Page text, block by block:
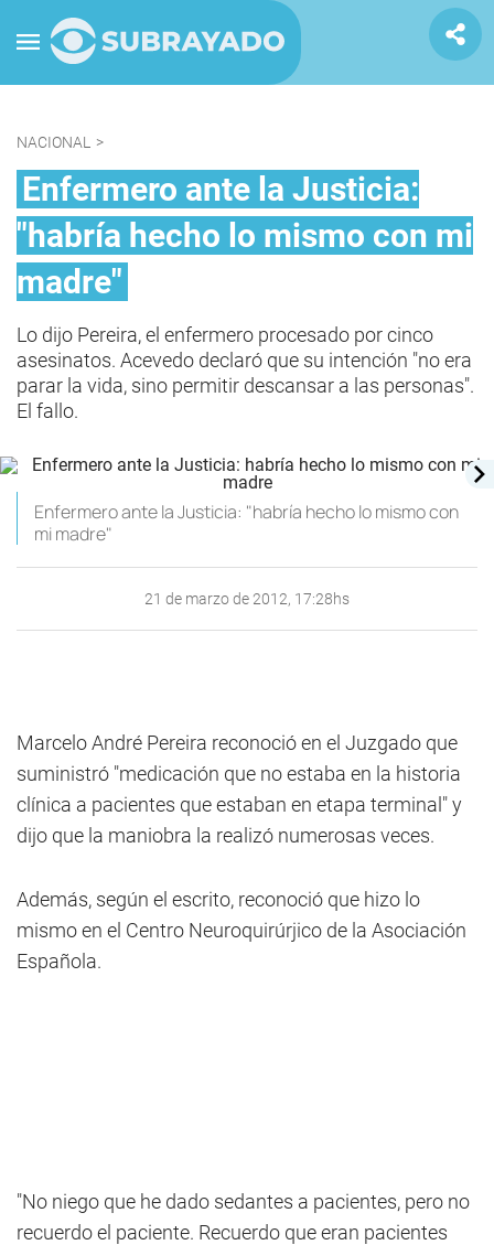
NACIONAL >
Enfermero ante la Justicia:
"habría hecho lo mismo con mi
madre"
Lo dijo Pereira, el enfermero procesado por cinco
asesinatos. Acevedo declaró que su intención "no era
parar la vida, sino permitir descansar a las personas".
El fallo.
Enfermero ante la Justicia: "habría hecho lo mismo con
mi madre"
21 de marzo de 2012, 17:28hs
Marcelo André Pereira reconoció en el Juzgado que
suministró "medicación que no estaba en la historia
clínica a pacientes que estaban en etapa terminal" y
dijo que la maniobra la realizó numerosas veces.
Además, según el escrito, reconoció que hizo lo
mismo en el Centro Neuroquirúrjico de la Asociación
Española.
"No niego que he dado sedantes a pacientes, pero no
recuerdo el paciente. Recuerdo que eran pacientes